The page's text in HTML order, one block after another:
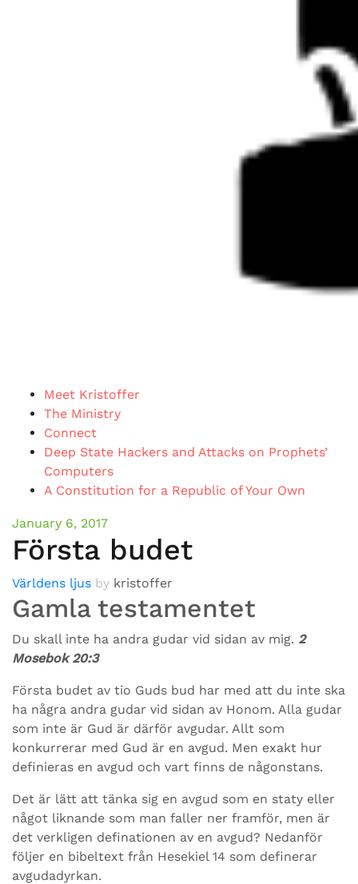
Meet Kristoffer
The Ministry
Connect
Deep State Hackers and Attacks on Prophets’
Computers
A Constitution for a Republic of Your Own
January 6, 2017
Första budet
Världens ljus by kristoffer
Gamla testamentet
Du skall inte ha andra gudar vid sidan av mig. 2
Mosebok 20:3
Första budet av tio Guds bud har med att du inte ska
ha några andra gudar vid sidan av Honom. Alla gudar
som inte är Gud är därför avgudar. Allt som
konkurrerar med Gud är en avgud. Men exakt hur
definieras en avgud och vart finns de någonstans.
Det är lätt att tänka sig en avgud som en staty eller
något liknande som man faller ner framför, men är
det verkligen definationen av en avgud? Nedanför
följer en bibeltext från Hesekiel 14 som definerar
avgudadyrkan.